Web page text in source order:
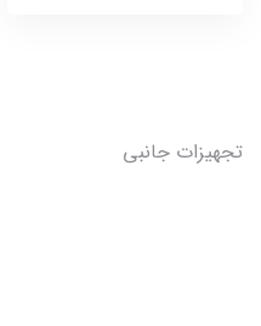
تجهیزات جانبی